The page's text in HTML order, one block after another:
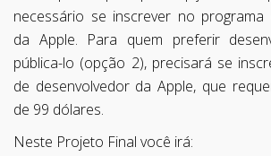
necessário se inscrever no programa
da Apple. Para quem preferir
pública-lo (opção 2), precisará se
de desenvolvedor da Apple, que
de 99 dólares.
Neste Projeto Final você irá: